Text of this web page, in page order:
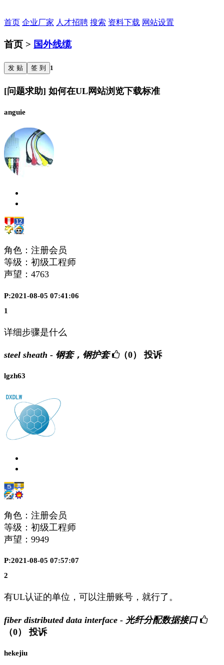
首页 企业厂家 人才招聘 搜索 资料下载 网站设置
首页 > 国外线缆
发 贴 签 到 1
[问题求助] 如何在UL网站浏览下载标准
anguie
角色：注册会员
等级：初级工程师
声望： 4763
P:2021-08-05 07:41:06
1
详细步骤是什么
steel sheath - 钢套，钢护套 （0） 投诉
lgzh63
角色：注册会员
等级：初级工程师
声望： 9949
P:2021-08-05 07:57:07
2
有UL认证的单位，可以注册账号，就行了。
fiber distributed data interface - 光纤分配数据接口
（0）
投诉
hekejiu